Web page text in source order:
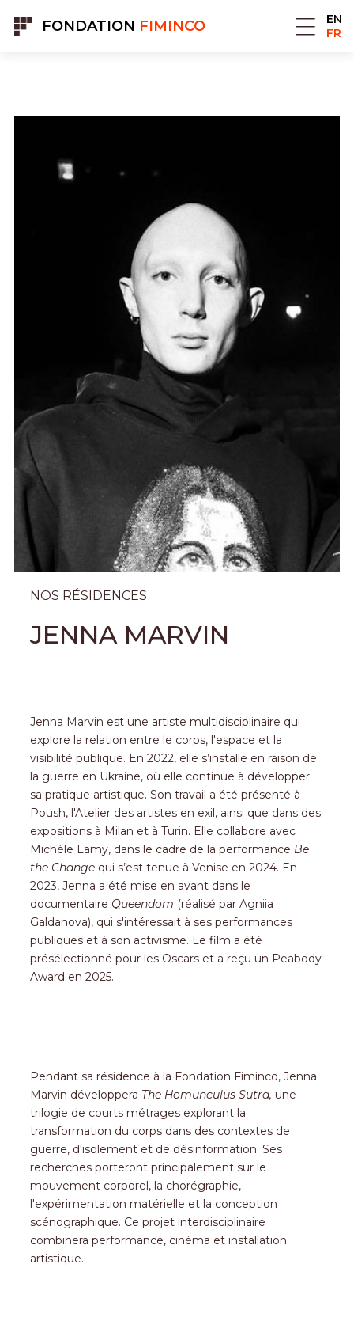
FONDATION FIMINCO
EN
FR
NOS RÉSIDENCES
JENNA MARVIN
Jenna Marvin est une artiste multidisciplinaire qui
explore la relation entre le corps, l'espace et la
visibilité publique. En 2022, elle s’installe en raison de
la guerre en Ukraine, où elle continue à développer
sa pratique artistique. Son travail a été présenté à
Poush, l'Atelier des artistes en exil, ainsi que dans des
expositions à Milan et à Turin. Elle collabore avec
Michèle Lamy, dans le cadre de la performance Be
the Changequi s’est tenue à Venise en 2024. En
2023, Jenna a été mise en avant dans le
documentaire Queendom (réalisé par Agniia
Galdanova), qui s'intéressait à ses performances
publiques et à son activisme. Le film a été
présélectionné pour les Oscars et a reçu un Peabody
Award en 2025.
Pendant sa résidence à la Fondation Fiminco, Jenna
Marvin développera The Homunculus Sutra, une
trilogie de courts métrages explorant la
transformation du corps dans des contextes de
guerre, d'isolement et de désinformation. Ses
recherches porteront principalement sur le
mouvement corporel, la chorégraphie,
l'expérimentation matérielle et la conception
scénographique. Ce projet interdisciplinaire
combinera performance, cinéma et installation
artistique.